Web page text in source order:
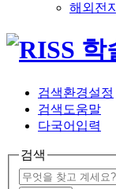
해외전
검색환경설정
검색도움말
다국어입력
검색